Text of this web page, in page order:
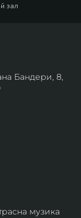
зал
Бандери, 8,
музика